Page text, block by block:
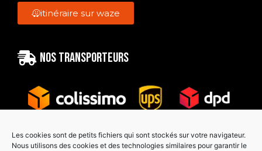
Les cookies sont de petits fichiers qui sont stockés sur votre navigateur.
Nous utilisons des cookies et des technologies similaires pour garantir le
itinéraire sur waze
Nos transporteurs